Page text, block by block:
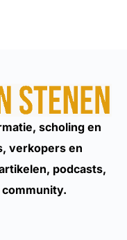
scholing en
verkopers en
podcasts,
community.